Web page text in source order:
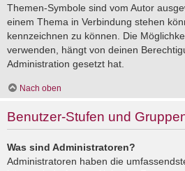
Themen-Symbole sind vom Autor
einem Thema in Verbindung stehen
kennzeichnen zu können. Die
verwenden, hängt von deinen
Administration gesetzt hat.
Nach oben
Benutzer-Stufen und
Was sind Administratoren?
Administratoren haben die